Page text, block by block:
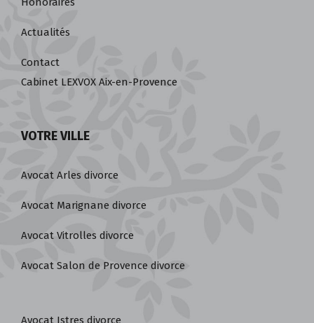
Honoraires
Actualités
Contact
Cabinet LEXVOX Aix-en-Provence
VOTRE VILLE
Avocat Arles divorce
Avocat Marignane divorce
Avocat Vitrolles divorce
Avocat Salon de Provence divorce